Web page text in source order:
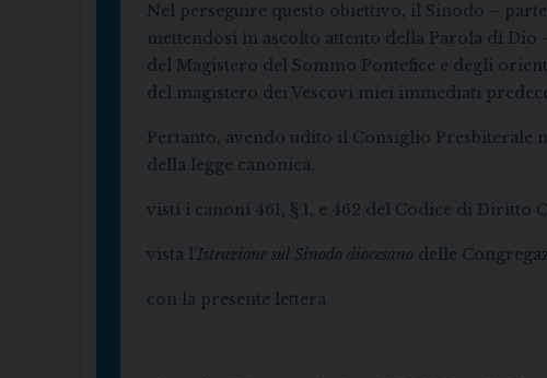
Nel perseguire questo obiettivo, il Sinodo –
mettendosi in ascolto attento della Parola di
del Magistero del Sommo Pontefice e degli
del magistero dei Vescovi miei immediati
Pertanto, avendo udito il Consiglio Presbiterale
della legge canonica,
visti i canoni 461, § 1, e 462 del Codice di Diritto
vista l’ Istruzione sul Sinodo diocesano delle
con la presente lettera